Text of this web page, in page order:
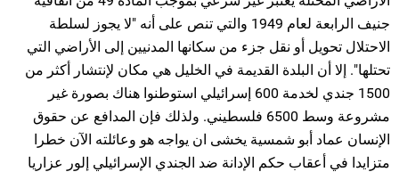
جنيف الرابعة لعام 1949 والتي تنص على أنه "لا يجوز لسلطة
الاحتلال تحويل أو نقل جزء من سكانها المدنيين إلى الأراضي التي
تحتلها". إلا أن البلدة القديمة في الخليل هي مكان لإنتشار أكثر من
1500 جندي لخدمة 600 إسرائيلي استوطنوا هناك بصورة غير
مشروعة وسط 6500 فلسطيني. ولذلك فإن المدافع عن حقوق
الإنسان عماد أبو شمسية يخشى ان يواجه هو وعائلته الآن خطرا
متزايدا في أعقاب حكم الإدانة ضد الجندي الإسرائيلي إلور عزاريا